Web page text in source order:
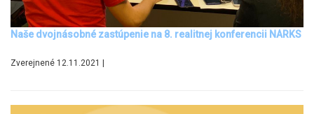
Naše dvojnásobné zastúpenie na 8. realitnej konferencii NARKS
Zverejnené 12.11.2021 |